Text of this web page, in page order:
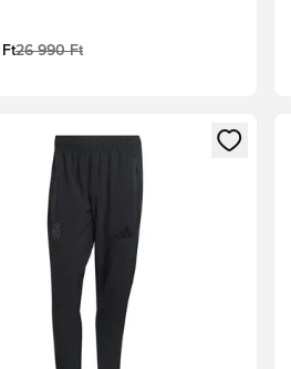
26 990 Ft
való regisztrációhoz
egy modált a bejelentkezéshez